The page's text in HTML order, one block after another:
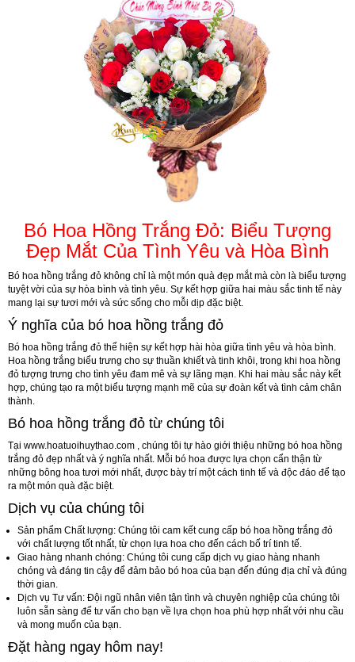
Bó Hoa Hồng Trắng Đỏ: Biểu Tượng
Đẹp Mắt Của Tình Yêu và Hòa Bình
Bó hoa hồng trắng đỏ không chỉ là một món quà đẹp mắt mà còn là biểu tượng
tuyệt vời của sự hòa bình và tình yêu. Sự kết hợp giữa hai màu sắc tinh tế này
mang lại sự tươi mới và sức sống cho mỗi dịp đặc biệt.
Ý nghĩa của bó hoa hồng trắng đỏ
Bó hoa hồng trắng đỏ thể hiện sự kết hợp hài hòa giữa tình yêu và hòa bình.
Hoa hồng trắng biểu trưng cho sự thuần khiết và tinh khôi, trong khi hoa hồng
đỏ tượng trưng cho tình yêu đam mê và sự lãng mạn. Khi hai màu sắc này kết
hợp, chúng tạo ra một biểu tượng mạnh mẽ của sự đoàn kết và tình cảm chân
thành.
Bó hoa hồng trắng đỏ từ chúng tôi
Tại www.hoatuoihuythao.com , chúng tôi tự hào giới thiệu những bó hoa hồng
trắng đỏ đẹp nhất và ý nghĩa nhất. Mỗi bó hoa được lựa chọn cẩn thận từ
những bông hoa tươi mới nhất, được bày trí một cách tinh tế và độc đáo để tạo
ra một món quà đặc biệt.
Dịch vụ của chúng tôi
Sản phẩm Chất lượng: Chúng tôi cam kết cung cấp bó hoa hồng trắng đỏ
với chất lượng tốt nhất, từ chọn lựa hoa cho đến cách bố trí tinh tế.
Giao hàng nhanh chóng: Chúng tôi cung cấp dịch vụ giao hàng nhanh
chóng và đáng tin cậy để đảm bảo bó hoa của bạn đến đúng địa chỉ và đúng
thời gian.
Dịch vụ Tư vấn: Đội ngũ nhân viên tận tình và chuyên nghiệp của chúng tôi
luôn sẵn sàng để tư vấn cho bạn về lựa chọn hoa phù hợp nhất với nhu cầu
và mong muốn của bạn.
Đặt hàng ngay hôm nay!